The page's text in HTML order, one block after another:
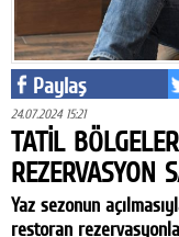
Paylaş
24.07.2024 15:21
TATİL
REZERVASYON
Yaz sezonun
restoran